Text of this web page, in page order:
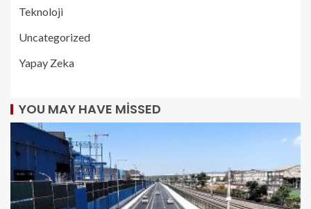
Teknoloji
Uncategorized
Yapay Zeka
YOU MAY HAVE MISSED